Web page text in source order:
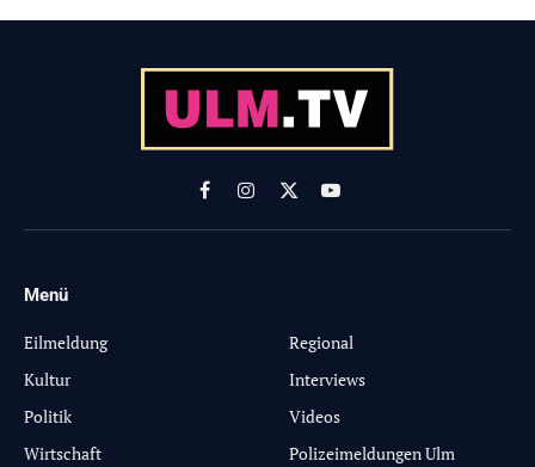
FacebookInstagram
X
(Twitter)
YouTube
Menü
Eilmeldung
Kultur
Politik
Wirtschaft
Regional
Interviews
Videos
Polizeimeldungen Ulm